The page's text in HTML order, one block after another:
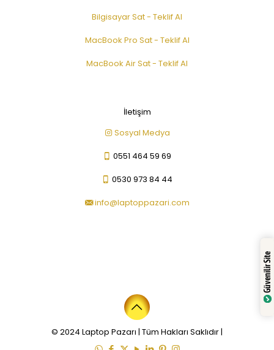
Bilgisayar Sat - Teklif Al
MacBook Pro Sat - Teklif Al
MacBook Air Sat - Teklif Al
İletişim
Sosyal Medya
0551 464 59 69
0530 973 84 44
info@laptoppazari.com
© 2024 Laptop Pazarı | Tüm Hakları Saklıdır |
Güvenilir Site